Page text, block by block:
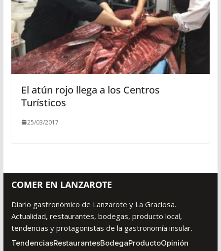
El atún rojo llega a los Centros
Turísticos
25/03/2017
COMER EN LANZAROTE
Diario gastronómico de Lanzarote y La Graciosa.
Actualidad, restaurantes, bodegas, producto local,
tendencias y protagonistas de la gastronomía insular.
TendenciasRestaurantesBodegaProductoOpinión